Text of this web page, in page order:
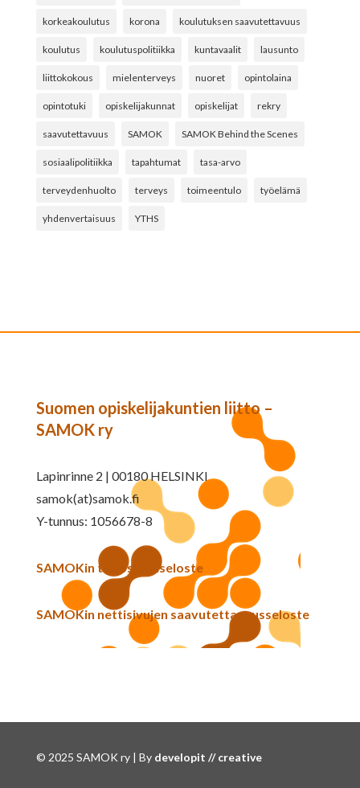
korkeakoulutus korona koulutuksen saavutettavuus
koulutus koulutuspolitiikka kuntavaalit lausunto
liittokokous mielenterveys nuoret opintolaina
opintotuki opiskelijakunnat opiskelijat rekry
saavutettavuus SAMOK SAMOK Behind the Scenes
sosiaalipolitiikka tapahtumat tasa-arvo
terveydenhuolto terveys toimeentulo työelämä
yhdenvertaisuus YTHS
Suomen opiskelijakuntien liitto –
SAMOK ry
Lapinrinne 2 | 00180 HELSINKI
samok(at)samok.fi
Y-tunnus: 1056678-8
SAMOKin tietosuojaseloste
SAMOKin nettisivujen saavutettavuusseloste
© 2025 SAMOK ry | By developit // creative